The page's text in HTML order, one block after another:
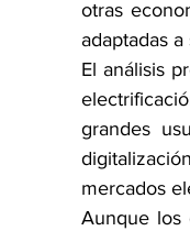
otras
adaptadas
El análisis
grandes
mercados
Aunque los